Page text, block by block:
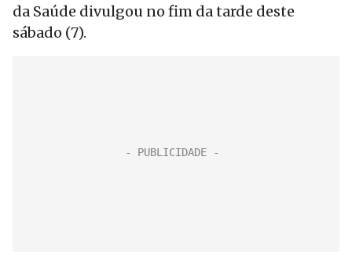
da Saúde divulgou no fim da tarde deste
sábado (7).